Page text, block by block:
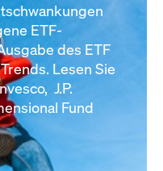
ETF-
des ETF
Lesen Sie
J.P.
Fund